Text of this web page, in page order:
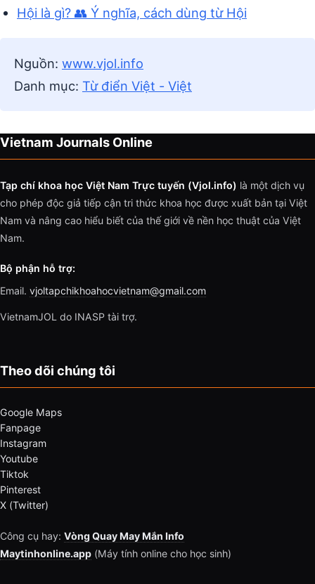
Hội là gì? 👥 Ý nghĩa, cách dùng từ Hội
Nguồn: www.vjol.info
Danh mục: Từ điển Việt - Việt
Vietnam Journals Online
Tạp chí khoa học Việt Nam Trực tuyến (Vjol.info) là một dịch vụ
cho phép độc giả tiếp cận tri thức khoa học được xuất bản tại Việt
Nam và nâng cao hiểu biết của thế giới về nền học thuật của Việt
Nam.
Bộ phận hỗ trợ:
Email. vjoltapchikhoahocvietnam@gmail.com
VietnamJOL do INASP tài trợ.
Theo dõi chúng tôi
Google Maps
Fanpage
Instagram
Youtube
Tiktok
Pinterest
X (Twitter)
Công cụ hay: Vòng Quay May Mắn Info
Maytinhonline.app (Máy tính online cho học sinh)